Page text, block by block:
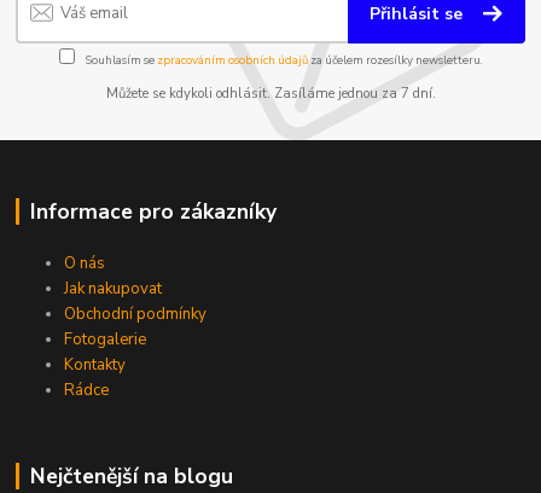
Přihlásit se
Souhlasím se zpracováním osobních údajůza účelem rozesílky newsletteru.
Můžete se kdykoli odhlásit. Zasíláme jednou za 7 dní.
Informace pro zákazníky
O nás
Jak nakupovat
Obchodní podmínky
Fotogalerie
Kontakty
Rádce
Nejčtenější na blogu